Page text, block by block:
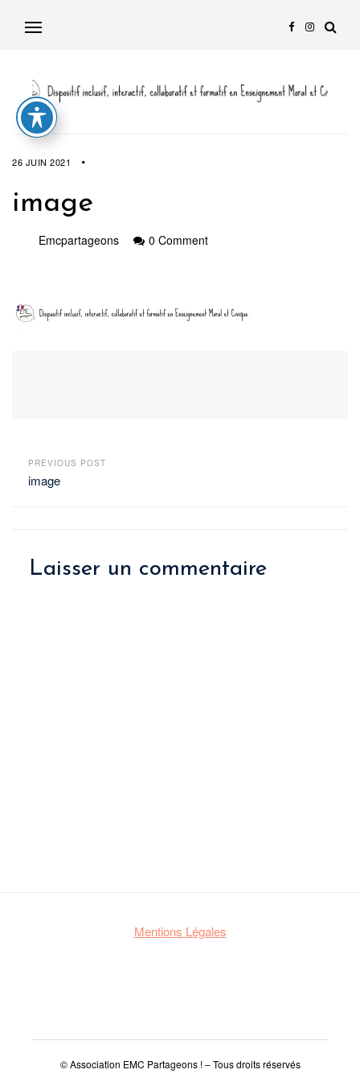
26 JUIN 2021
image
Emcpartageons 0 Comment
PREVIOUS POST
image
Laisser un commentaire
Mentions Légales
© Association EMC Partageons ! – Tous droits réservés